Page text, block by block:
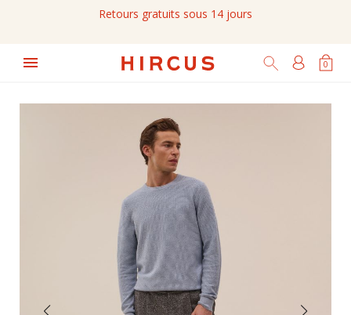
Retours gratuits sous 14 jours
0